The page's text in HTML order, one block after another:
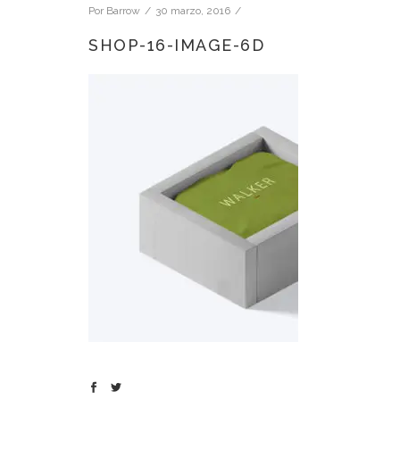
Por Barrow 30 marzo, 2016
SHOP-16-IMAGE-6D